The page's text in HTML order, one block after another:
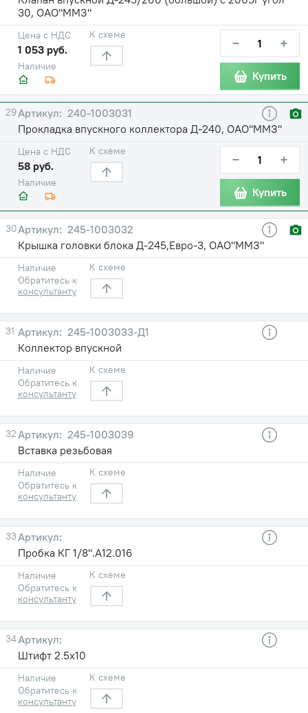
30, ОАО"ММЗ"
Наличие
Цена с НДС
1 053 руб.
К схеме − +
Купить
29
240-1003031
Прокладка впускного коллектора Д-240, ОАО"ММЗ"
Наличие
Цена с НДС
58 руб.
К схеме − +
Купить
30
245-1003032
Крышка головки блока Д-245,Евро-3, ОАО"ММЗ"
Наличие
Обратитесь к
консультанту
К схеме
31
245-1003033-Д1
Коллектор впускной
Наличие
Обратитесь к
консультанту
К схеме
32
245-1003039
Вставка резьбовая
Наличие
Обратитесь к
консультанту
К схеме
33
Пробка КГ 1/8".А12.016
Наличие
Обратитесь к
консультанту
К схеме
34
Штифт 2.5х10
Наличие
Обратитесь к
консультанту
К схеме